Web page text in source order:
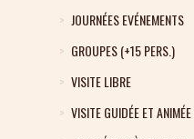
JOURNÉES EVÉNEMENTS
GROUPES (+15 PERS.)
VISITE LIBRE
VISITE GUIDÉE ET ANIMÉE